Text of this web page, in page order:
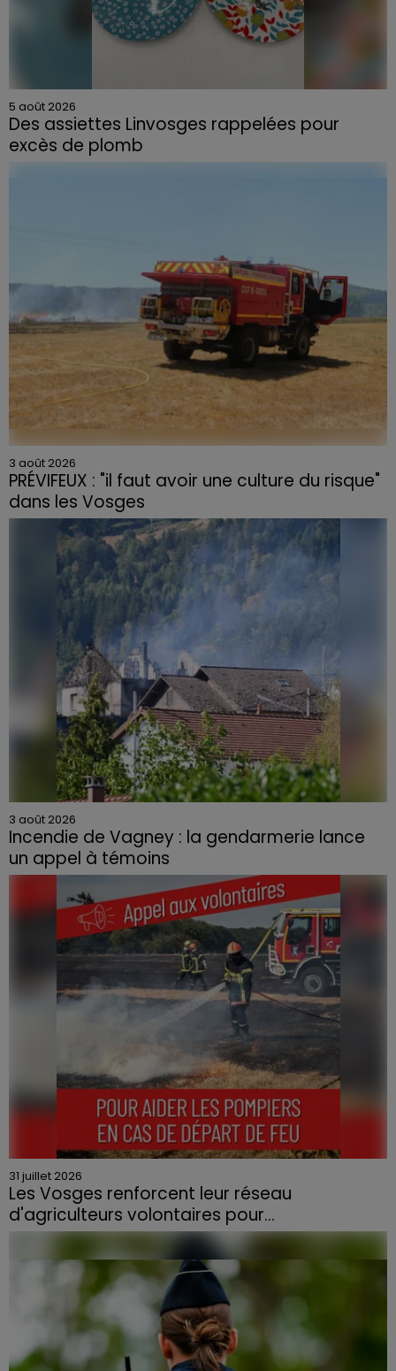
5 août 2026
Des assiettes Linvosges rappelées pour
excès de plomb
Du plomb a été détecté dans deux assiettes en
3 août 2026
PRÉVIFEUX : "il faut avoir une culture du risque"
dans les Vosges
3 août 2026
Incendie de Vagney : la gendarmerie lance
un appel à témoins
Le feu, parti d'une haie avant de se propager au
quartier résidentiel, avait détruit deux habitations et
contraint à l'évacuation d'une centaine de personnes.
31 juillet 2026
Les Vosges renforcent leur réseau
d'agriculteurs volontaires pour...
Face à la sécheresse et aux risques de départs de feu,
la Chambre d'agriculture des Vosges a lancé un appel
aux agriculteurs volontaires pour venir en aide...